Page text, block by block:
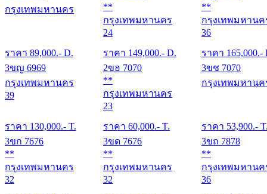
กรุงเทพมหานคร
ราคา 89,000.- D.
**
กรุงเทพมหานคร
24
ราคา 149,000.- D.
**
กรุงเทพมหานค
36
ราคา 165,000.-
3ขญ 6969
กรุงเทพมหานคร
39
ราคา 130,000.- T.
2ขฮ 7070
**
กรุงเทพมหานคร
23
ราคา 60,000.- T.
3ขช 7070
กรุงเทพมหานค
ราคา 53,900.-
3ขก 7676
**
กรุงเทพมหานคร
32
3ขด 7676
**
กรุงเทพมหานคร
32
3ขถ 7878
**
กรุงเทพมหานค
36